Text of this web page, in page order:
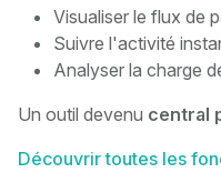
Visualiser le flux de
Suivre l'activité
Analyser la charge
Un outil devenu central
Découvrir toutes les